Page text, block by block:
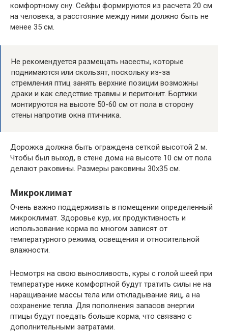
комфортному сну. Сейфы формируются из расчета 20 см
на человека, а расстояние между ними должно быть не
менее 35 см.
Не рекомендуется размещать насесты, которые
поднимаются или скользят, поскольку из-за
стремления птиц занять верхние позиции возможны
драки и как следствие травмы и перитонит. Бортики
монтируются на высоте 50-60 см от пола в сторону
стены напротив окна птичника.
Дорожка должна быть ограждена сеткой высотой 2 м.
Чтобы был выход, в стене дома на высоте 10 см от пола
делают раковины. Размеры раковины 30х35 см.
Микроклимат
Очень важно поддерживать в помещении определенный
микроклимат. Здоровье кур, их продуктивность и
использование корма во многом зависят от
температурного режима, освещения и относительной
влажности.
Несмотря на свою выносливость, куры с голой шеей при
температуре ниже комфортной будут тратить силы не на
наращивание массы тела или откладывание яиц, а на
сохранение тепла. Для пополнения запасов энергии
птицы будут поедать больше корма, что связано с
дополнительными затратами.